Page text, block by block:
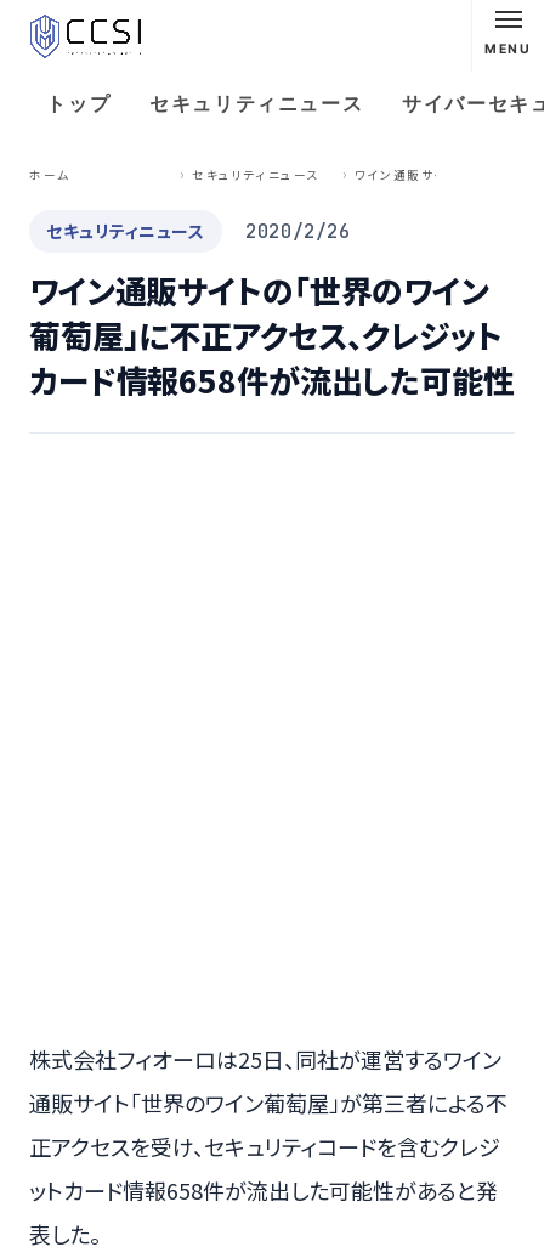
MENU
トップ セキュリティニュース サイバーセキ
ホーム セキュリティニュース
セキュリティニュース 2020/2/26
ワイン通販サイトの「世界のワイン
葡萄屋」に不正アクセス、クレジット
カード情報658件が流出した可能性
株式会社フィオーロは25日、同社が運営するワイン
通販サイト「世界のワイン葡萄屋」が第三者による不
正アクセスを受け、セキュリティコードを含むクレジ
ットカード情報658件が流出した可能性があると発
表した。